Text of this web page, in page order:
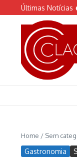
Ir para o conteúdo
Últimas Notícias
espetáculo do Castelo
Home / Sem
Gastronomia